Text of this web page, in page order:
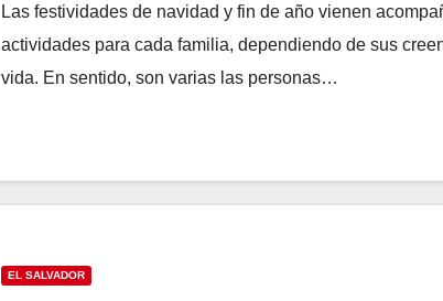
Las festividades de navidad y fin de año vienen
actividades para cada familia, dependiendo de sus
vida. En sentido, son varias las personas…
EL SALVADOR